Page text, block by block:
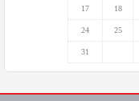
17 18
24 25
31